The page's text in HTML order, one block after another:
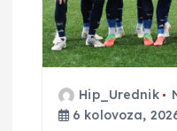
a
Hip_Urednik
6 kolovoza,